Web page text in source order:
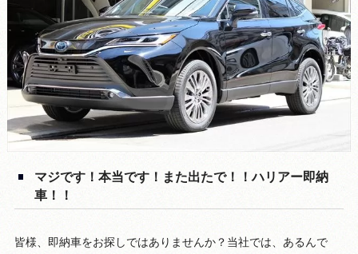
マジです！本当です！また出たで！！ハリアー即納
車！！
皆様、即納車をお探しではありませんか？当社では、あるんで